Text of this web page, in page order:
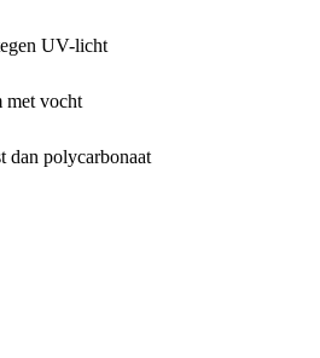
UV-licht
met vocht
dan polycarbonaat